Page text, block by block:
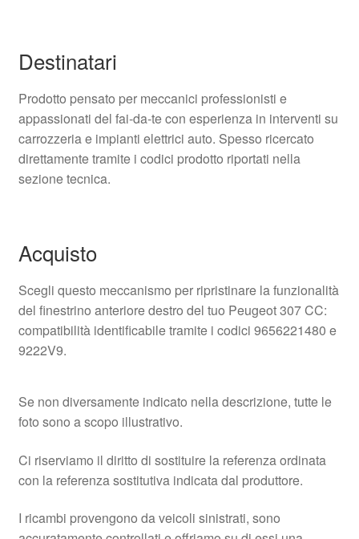
Destinatari
Prodotto pensato per meccanici professionisti e
appassionati del fai‑da‑te con esperienza in interventi su
carrozzeria e impianti elettrici auto. Spesso ricercato
direttamente tramite i codici prodotto riportati nella
sezione tecnica.
Acquisto
Scegli questo meccanismo per ripristinare la funzionalità
del finestrino anteriore destro del tuo Peugeot 307 CC:
compatibilità identificabile tramite i codici 9656221480 e
9222V9.
Se non diversamente indicato nella descrizione, tutte le
foto sono a scopo illustrativo.
Ci riserviamo il diritto di sostituire la referenza ordinata
con la referenza sostitutiva indicata dal produttore.
I ricambi provengono da veicoli sinistrati, sono